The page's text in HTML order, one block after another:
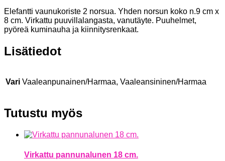
Elefantti vaunukoriste 2 norsua. Yhden norsun koko n.9 cm x
8 cm. Virkattu puuvillalangasta, vanutäyte. Puuhelmet,
pyöreä kuminauha ja kiinnitysrenkaat.
Lisätiedot
Vari Vaaleanpunainen/Harmaa, Vaaleansininen/Harmaa
Tutustu myös
Virkattu pannunalunen 18 cm.